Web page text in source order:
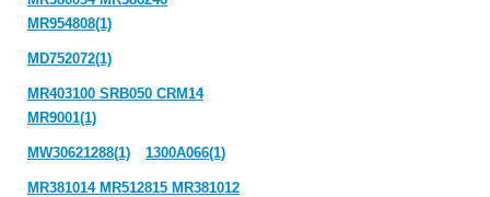
MR954808(1)
MD752072(1)
MR403100 SRB050 CRM14
MR9001(1)
MW30621288(1) 1300A066(1)
MR381014 MR512815 MR381012